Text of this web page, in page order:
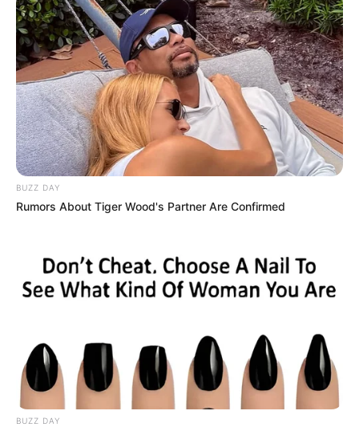
BUZZ DAY
Rumors About Tiger Wood's Partner Are Confirmed
BUZZ DAY